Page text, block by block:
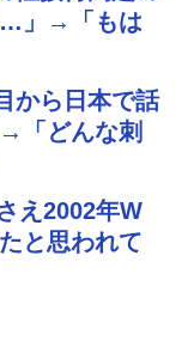
…」→「もは
から日本で話
「どんな刺
え2002年W
と思われて